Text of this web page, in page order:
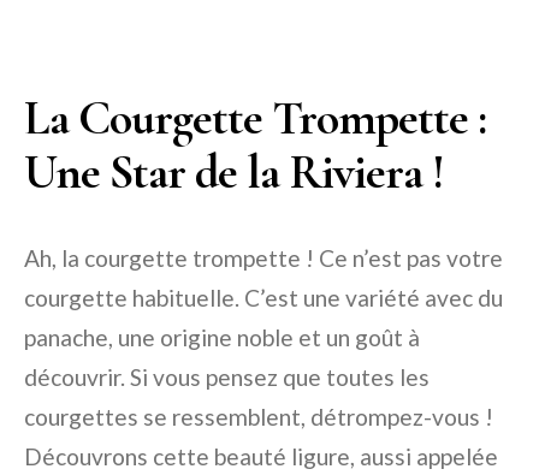
La Courgette Trompette :
Une Star de la Riviera !
Ah, la courgette trompette ! Ce n’est pas votre
courgette habituelle. C’est une variété avec du
panache, une origine noble et un goût à
découvrir. Si vous pensez que toutes les
courgettes se ressemblent, détrompez-vous !
Découvrons cette beauté ligure, aussi appelée